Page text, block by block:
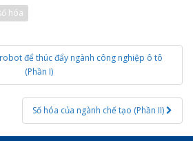
hóa
để thúc đẩy ngành công nghiệp ô tô
(Phần I)
Số hóa của ngành chế tạo (Phần II)